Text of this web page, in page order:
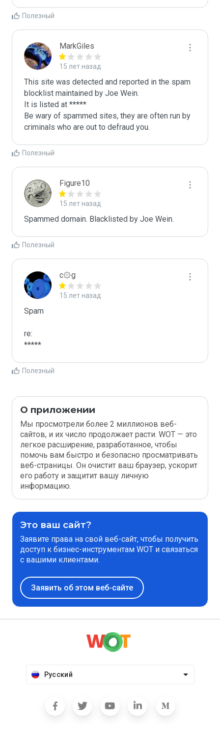
Полезный
MarkGiles
15 лет назад
This site was detected and reported in the spam
blocklist maintained by Joe Wein.
It is listed at *****
Be wary of spammed sites, they are often run by
criminals who are out to defraud you.
Полезный
Figure10
15 лет назад
Spammed domain. Blacklisted by Joe Wein.
Полезный
c۞g
15 лет назад
Spam
re:
*****
Полезный
О приложении
Мы просмотрели более 2 миллионов веб-
сайтов, и их число продолжает расти. WOT — это
легкое расширение, разработанное, чтобы
помочь вам быстро и безопасно просматривать
веб-страницы. Он очистит ваш браузер, ускорит
его работу и защитит вашу личную
информацию.
Это ваш сайт?
Заявите права на свой веб-сайт, чтобы получить
доступ к бизнес-инструментам WOT и связаться
с вашими клиентами.
Заявить об этом веб-сайте
Русский